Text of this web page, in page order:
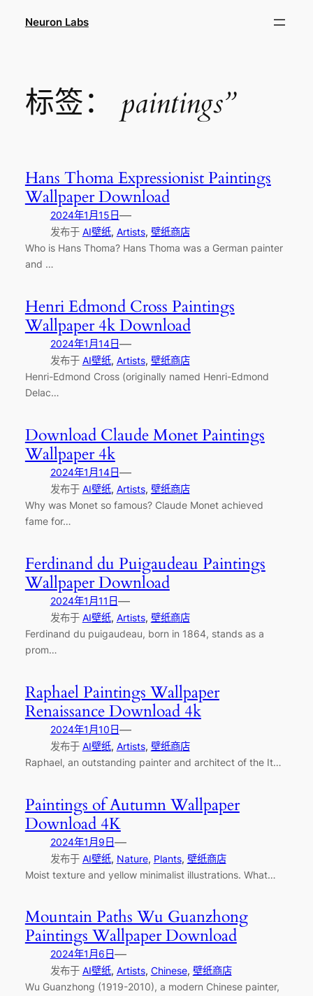
Neuron Labs
标签： paintings”
Hans Thoma Expressionist Paintings
Wallpaper Download
2024年1月15日—
发布于 AI壁纸, Artists, 壁纸商店
Who is Hans Thoma? Hans Thoma was a German painter
and …
Henri Edmond Cross Paintings
Wallpaper 4k Download
2024年1月14日—
发布于 AI壁纸, Artists, 壁纸商店
Henri-Edmond Cross (originally named Henri-Edmond
Delac…
Download Claude Monet Paintings
Wallpaper 4k
2024年1月14日—
发布于 AI壁纸, Artists, 壁纸商店
Why was Monet so famous? Claude Monet achieved
fame for…
Ferdinand du Puigaudeau Paintings
Wallpaper Download
2024年1月11日—
发布于 AI壁纸, Artists, 壁纸商店
Ferdinand du puigaudeau, born in 1864, stands as a
prom…
Raphael Paintings Wallpaper
Renaissance Download 4k
2024年1月10日—
发布于 AI壁纸, Artists, 壁纸商店
Raphael, an outstanding painter and architect of the It…
Paintings of Autumn Wallpaper
Download 4K
2024年1月9日—
发布于 AI壁纸, Nature, Plants, 壁纸商店
Moist texture and yellow minimalist illustrations. What…
Mountain Paths Wu Guanzhong
Paintings Wallpaper Download
2024年1月6日—
发布于 AI壁纸, Artists, Chinese, 壁纸商店
Wu Guanzhong (1919-2010), a modern Chinese painter,